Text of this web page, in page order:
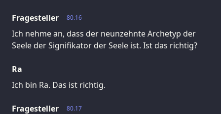
80.16
Fragesteller
Ich nehme an, dass der neunzehnte Archetyp der
Seele der Signifikator der Seele ist. Ist das richtig?
Ra
Ich bin Ra. Das ist richtig.
80.17
Fragesteller